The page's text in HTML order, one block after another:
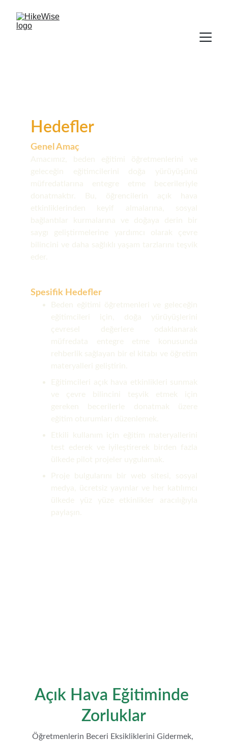
Hedefler
Genel Amaç
Amacımız, beden eğitimi öğretmenlerini ve
geleceğin eğitimcilerini doğa yürüyüşünü
müfredatlarına entegre etme becerileriyle
donatmaktır. Bu, öğrencilerin açık hava
etkinliklerinden keyif almalarına, sosyal
bağlantılar kurmalarına ve doğaya derin bir
saygı geliştirmelerine yardımcı olarak çevre
bilincini ve daha sağlıklı yaşam tarzlarını teşvik
eder.
Spesifik Hedefler
Beden eğitimi öğretmenleri ve geleceğin
eğitimcileri için, doğa yürüyüşlerini
çevresel değerlere odaklanarak
müfredata entegre etme konusunda
rehberlik sağlayan bir el kitabı ve öğretim
materyalleri geliştirin.
Eğitimcileri açık hava etkinlikleri sunmak
ve çevre bilincini teşvik etmek için
gereken becerilerle donatmak üzere
eğitim oturumları düzenlemek.
Etkili kullanım için eğitim materyallerini
test ederek ve iyileştirerek birden fazla
ülkede pilot projeler uygulamak.
Proje bulgularını bir web sitesi, sosyal
medya, ücretsiz yayınlar ve her katılımcı
ülkede yüz yüze etkinlikler aracılığıyla
paylaşın.
Açık Hava Eğitiminde
Zorluklar
Öğretmenlerin Beceri Eksikliklerini Gidermek,